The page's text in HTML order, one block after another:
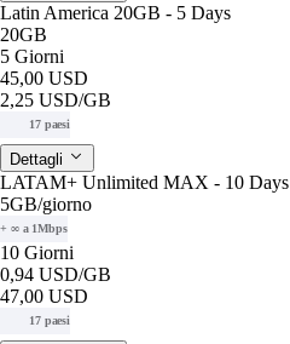
Latin America 20GB - 5 Days
20GB
5 Giorni
45,00 USD
2,25 USD/GB
17 paesi
Dettagli
LATAM+ Unlimited MAX - 10 Days
5GB/giorno
+ ∞ a 1Mbps
10 Giorni
0,94 USD/GB
47,00 USD
17 paesi